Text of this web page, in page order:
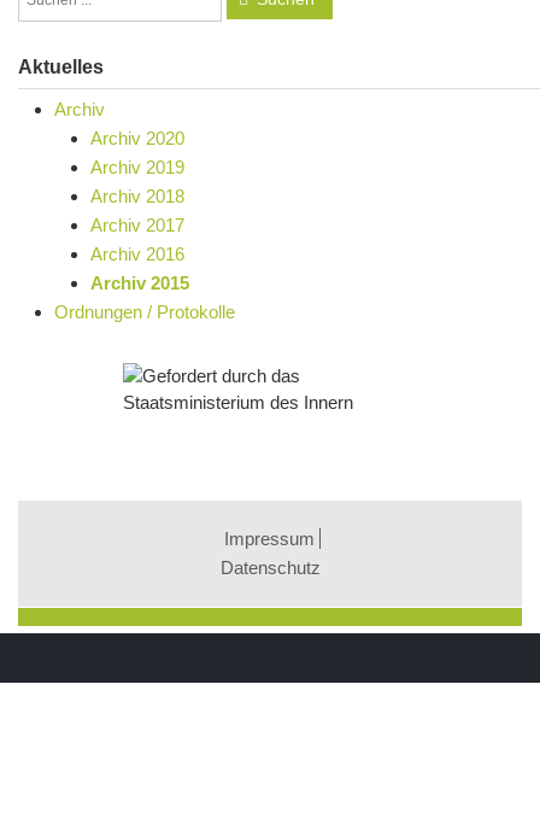
Aktuelles
Archiv
Archiv 2020
Archiv 2019
Archiv 2018
Archiv 2017
Archiv 2016
Archiv 2015
Ordnungen / Protokolle
Impressum
Datenschutz